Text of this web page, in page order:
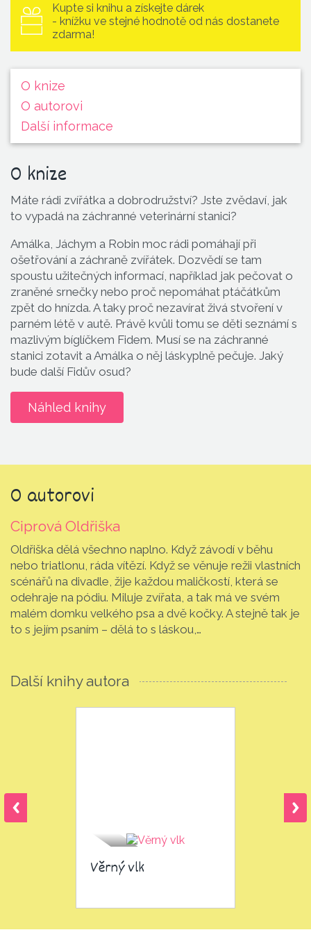
Kupte si knihu a získejte dárek
- knížku ve stejné hodnotě od nás dostanete
zdarma!
O knize
O autorovi
Další informace
O knize
Máte rádi zvířátka a dobrodružství? Jste zvědaví, jak
to vypadá na záchranné veterinární stanici?
Amálka, Jáchym a Robin moc rádi pomáhají při
ošetřování a záchraně zvířátek. Dozvědí se tam
spoustu užitečných informací, například jak pečovat o
zraněné srnečky nebo proč nepomáhat ptáčátkům
zpět do hnízda. A taky proč nezavírat živá stvoření v
parném létě v autě. Právě kvůli tomu se děti seznámí s
mazlivým bíglíčkem Fidem. Musí se na záchranné
stanici zotavit a Amálka o něj láskyplně pečuje. Jaký
bude další Fidův osud?
Náhled knihy
O autorovi
Ciprová Oldřiška
Oldřiška dělá všechno naplno. Když závodí v běhu
nebo triatlonu, ráda vítězí. Když se věnuje režii vlastních
scénářů na divadle, žije každou maličkostí, která se
odehraje na pódiu. Miluje zvířata, a tak má ve svém
malém domku velkého psa a dvě kočky. A stejně tak je
to s jejím psaním – dělá to s láskou,…
Další knihy autora
Věrný vlk